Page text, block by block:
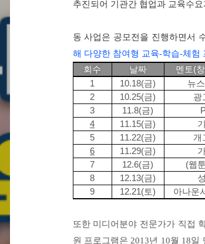
추진되어 기관간 협업과 교육수
동 사업은 공모전을 진행하면서
해 다양한 참여형 교육-학습-체험
회수
날짜 멘토(
1
10.18(금) 뉴
2
10.25(금) 광
3
11.8(금)
4
11.15(금)
5
11.22(금) 개
6
11.29(금)
7
12.6(금) (웹
8
12.13(금)
9
12.21(토) 아나운
또한 미디어분야 전문가가 직접
원 프로그램은 2013년 10월 18